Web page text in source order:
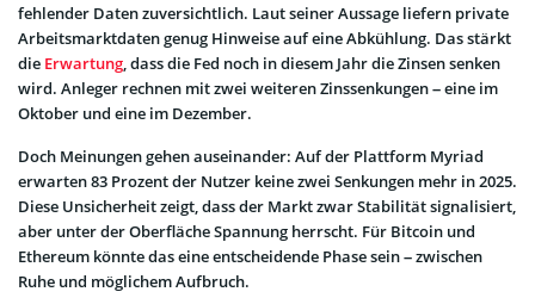
fehlender Daten zuversichtlich. Laut seiner Aussage liefern private
Arbeitsmarktdaten genug Hinweise auf eine Abkühlung. Das stärkt
die Erwartung, dass die Fed noch in diesem Jahr die Zinsen senken
wird. Anleger rechnen mit zwei weiteren Zinssenkungen – eine im
Oktober und eine im Dezember.
Doch Meinungen gehen auseinander: Auf der Plattform Myriad
erwarten 83 Prozent der Nutzer keine zwei Senkungen mehr in 2025.
Diese Unsicherheit zeigt, dass der Markt zwar Stabilität signalisiert,
aber unter der Oberfläche Spannung herrscht. Für Bitcoin und
Ethereum könnte das eine entscheidende Phase sein – zwischen
Ruhe und möglichem Aufbruch.